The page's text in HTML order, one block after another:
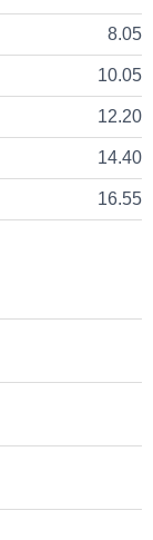
8.05
10.05
12.20
14.40
16.55